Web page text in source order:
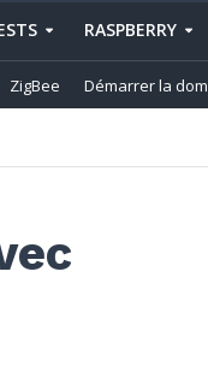
RASPBERRY
ZigBee Démarrer la